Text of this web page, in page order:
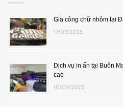
Gia công chữ nhôm tại
17/09/2025
Dịch vụ in ấn tại Buôn
cao
10/09/2025